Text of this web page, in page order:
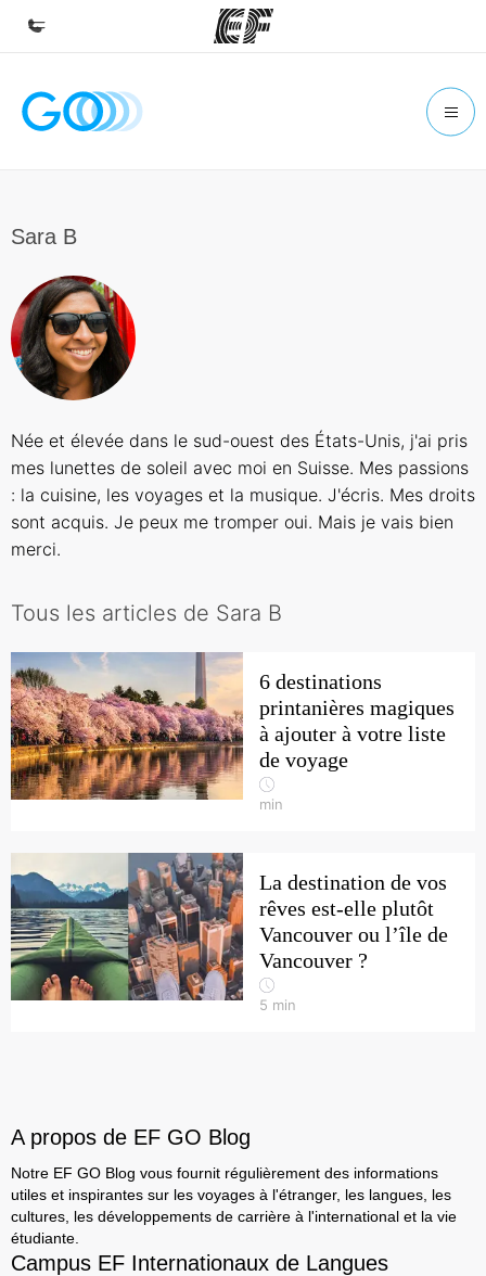
Accueil
Trouver un bureau
A propos de nous
Qui sommes-nous ?
Sara B
Née et élevée dans le sud-ouest des États-Unis, j'ai pris
mes lunettes de soleil avec moi en Suisse. Mes passions
: la cuisine, les voyages et la musique. J'écris. Mes droits
sont acquis. Je peux me tromper oui. Mais je vais bien
merci.
Tous les articles de Sara B
6 destinations
printanières magiques
à ajouter à votre liste
de voyage
min
La destination de vos
rêves est-elle plutôt
Vancouver ou l’île de
Vancouver ?
5 min
A propos de EF GO Blog
Notre EF GO Blog vous fournit régulièrement des informations
utiles et inspirantes sur les voyages à l'étranger, les langues, les
cultures, les développements de carrière à l'international et la vie
étudiante.
Campus EF Internationaux de Langues